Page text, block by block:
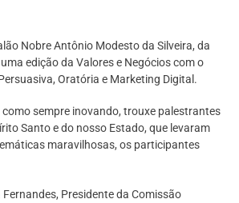
Nobre Antônio Modesto da Silveira, da
edição da Valores e Negócios com o
Oratória e Marketing Digital.
como sempre inovando, trouxe palestrantes
Santo e do nosso Estado, que levaram
maravilhosas, os participantes
Presidente da Comissão